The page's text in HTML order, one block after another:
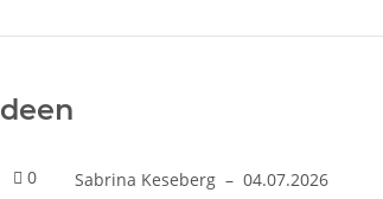
0Kommentare zum Artikel Kleine Fortschritte
Sabrina Keseberg – 04.07.2026